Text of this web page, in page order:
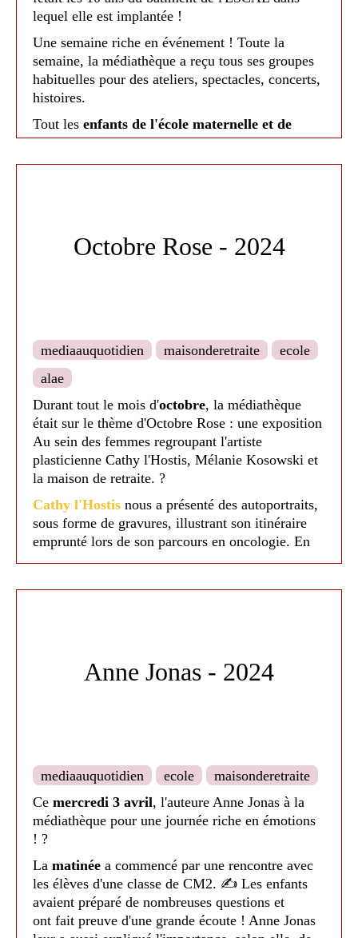
Médiathèque de Nailloux - 2026
lequel elle est implantée !
Une semaine riche en événement ! Toute la
semaine, la médiathèque a reçu tous ses groupes
habituelles pour des ateliers, spectacles, concerts,
histoires.
Tout les enfants de l'école maternelle et de
primaire de Naillouxsont venus. Pour les
maternelles, les médiathécaires se sont creusées
participé pour le plus grand bonheur des petits et
des grands, ils choisissaient le chemin que devait
Octobre Rose - 2024
mediaauquotidien maisonderetraite
ecole
alae
Durant tout le mois d'octobre, la médiathèque
était sur le thème d'Octobre Rose : une exposition
Au sein des femmes regroupant l'artiste
plasticienne Cathy l'Hostis, Mélanie Kosowski et
la maison de retraite. ?
Cathy l'Hostis nous a présenté des autoportraits,
sous forme de gravures, illustrant son itinéraire
emprunté lors de son parcours en oncologie. En
face, des portraits de bustes anonymes afin de
médiathèque pour des petits ateliers : auto-
massage, atelier manuel, concert mais aussi pour
carton d'octobre rose avec les résidents ! ?
De très beaux moments tout au long d'octobre ! ?
Anne Jonas - 2024
mediaauquotidien ecole
maisonderetraite
Ce mercredi 3 avril, l'auteure Anne Jonas à la
médiathèque pour une journée riche en émotions
! ?
La matinée a commencé par une rencontre avec
les élèves d'une classe de CM2. ✍ Les enfants
avaient préparé de nombreuses questions et
ont fait preuve d'une grande écoute ! Anne Jonas